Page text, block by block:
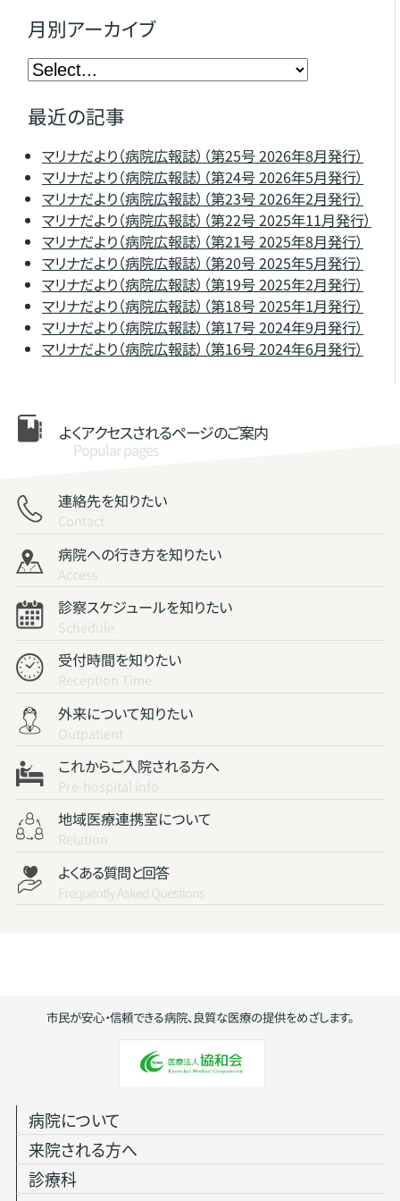
月別アーカイブ
最近の記事
マリナだより（病院広報誌）（第25号 2026年8月発行）
マリナだより（病院広報誌）（第24号 2026年5月発行）
マリナだより（病院広報誌）（第23号 2026年2月発行）
マリナだより（病院広報誌）（第22号 2025年11月発行）
マリナだより（病院広報誌）（第21号 2025年8月発行）
マリナだより（病院広報誌）（第20号 2025年5月発行）
マリナだより（病院広報誌）（第19号 2025年2月発行）
マリナだより（病院広報誌）（第18号 2025年1月発行）
マリナだより（病院広報誌）（第17号 2024年9月発行）
マリナだより（病院広報誌）（第16号 2024年6月発行）
よくアクセスされるページのご案内
Popular pages
連絡先を知りたい
Contact
病院への行き方を知りたい
Access
診察スケジュールを知りたい
Schedule
受付時間を知りたい
Reception Time
外来について知りたい
Outpatient
これからご入院される方へ
Pre-hospital info
地域医療連携室について
Relation
よくある質問と回答
Frequently Asked Questions
市民が安心・信頼できる病院、良質な医療の提供をめざします。
病院について
来院される方へ
診療科